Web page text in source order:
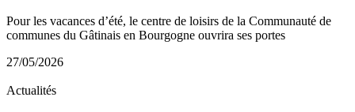
Pour les vacances d’été, le centre de loisirs de la Communauté de
communes du Gâtinais en Bourgogne ouvrira ses portes
27/05/2026
Actualités